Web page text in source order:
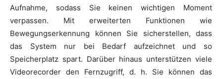
Aufnahme, sodass Sie keinen wichtigen Moment
verpassen. Mit erweiterten Funktionen wie
Bewegungserkennung können Sie sicherstellen, dass
das System nur bei Bedarf aufzeichnet und so
Speicherplatz spart. Darüber hinaus unterstützen viele
Videorecorder den Fernzugriff, d. h. Sie können das